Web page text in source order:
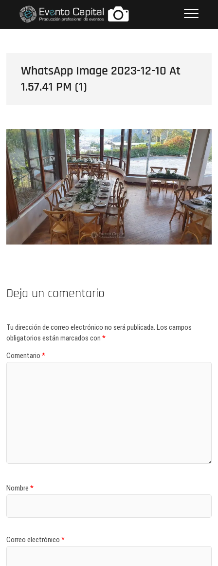
contenido
FOTOS GRUPO EMPRESARIAL
WhatsApp Image 2023-12-10 At
1.57.41 PM (1)
Deja un comentario
Tu dirección de correo electrónico no será publicada. Los campos
obligatorios están marcados con*
Comentario*
Nombre*
Correo electrónico*